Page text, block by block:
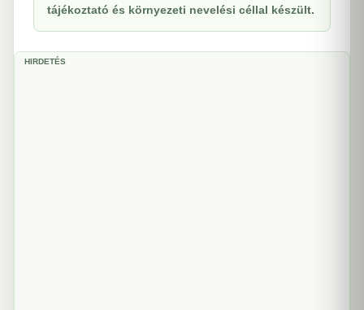
tájékoztató és környezeti nevelési céllal készült.
HIRDETÉS